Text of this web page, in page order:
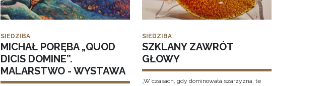
SIEDZIBA
MICHAŁ PORĘBA „QUOD
DICIS DOMINE”.
MALARSTWO - WYSTAWA
SIEDZIBA
SZKLANY ZAWRÓT
GŁOWY
„W czasach, gdy dominowała szarzyzna, te